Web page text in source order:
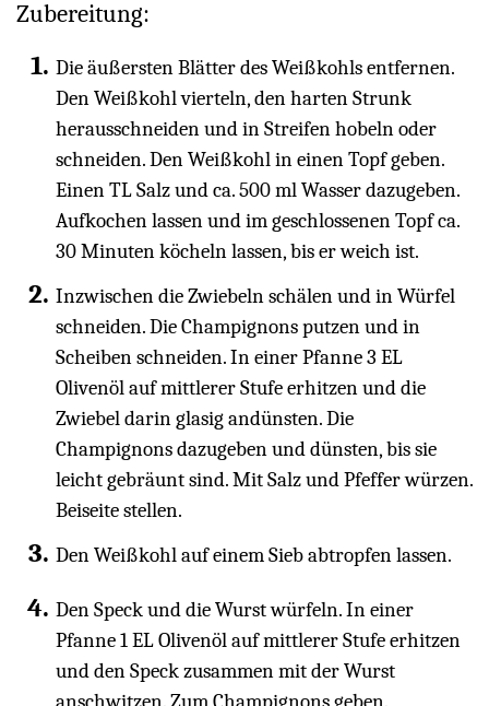
Zubereitung:
Die äußersten Blätter des Weißkohls entfernen.
Den Weißkohl vierteln, den harten Strunk
herausschneiden und in Streifen hobeln oder
schneiden. Den Weißkohl in einen Topf geben.
Einen TL Salz und ca. 500 ml Wasser dazugeben.
Aufkochen lassen und im geschlossenen Topf ca.
30 Minuten köcheln lassen, bis er weich ist.
Inzwischen die Zwiebeln schälen und in Würfel
schneiden. Die Champignons putzen und in
Scheiben schneiden. In einer Pfanne 3 EL
Olivenöl auf mittlerer Stufe erhitzen und die
Zwiebel darin glasig andünsten. Die
Champignons dazugeben und dünsten, bis sie
leicht gebräunt sind. Mit Salz und Pfeffer würzen.
Beiseite stellen.
Den Weißkohl auf einem Sieb abtropfen lassen.
Den Speck und die Wurst würfeln. In einer
Pfanne 1 EL Olivenöl auf mittlerer Stufe erhitzen
und den Speck zusammen mit der Wurst